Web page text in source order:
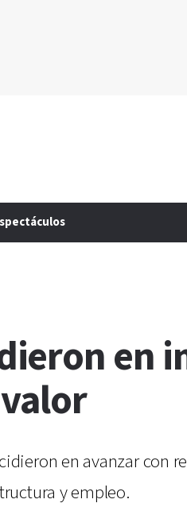
en
en avanzar con
y empleo.